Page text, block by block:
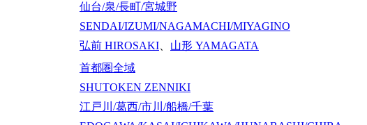
仙台/泉/長町/宮城野
SENDAI/IZUMI/NAGAMACHI/MIYAGINO
弘前 HIROSAKI 山形 YAMAGATA
首都圏全域
SHUTOKEN ZENNIKI
江戸川/葛西/市川/船橋/千葉